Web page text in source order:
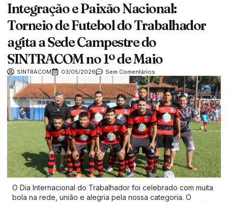
Integração e Paixão Nacional:
Torneio de Futebol do Trabalhador
agita a Sede Campestre do
SINTRACOM no 1º de Maio
SINTRACOM 03/05/2026 Sem Comentários
O Dia Internacional do Trabalhador foi celebrado com muita
bola na rede, união e alegria pela nossa categoria. O